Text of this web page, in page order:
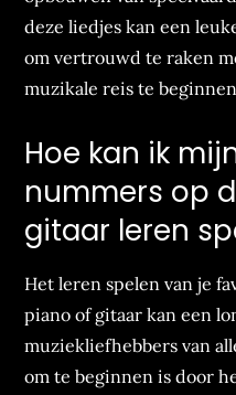
deze liedjes kan een
om vertrouwd te raken
muzikale reis te
Hoe kan ik
nummers op
gitaar leren
Het leren spelen van je
piano of gitaar kan een
muziekliefhebbers van
om te beginnen is door